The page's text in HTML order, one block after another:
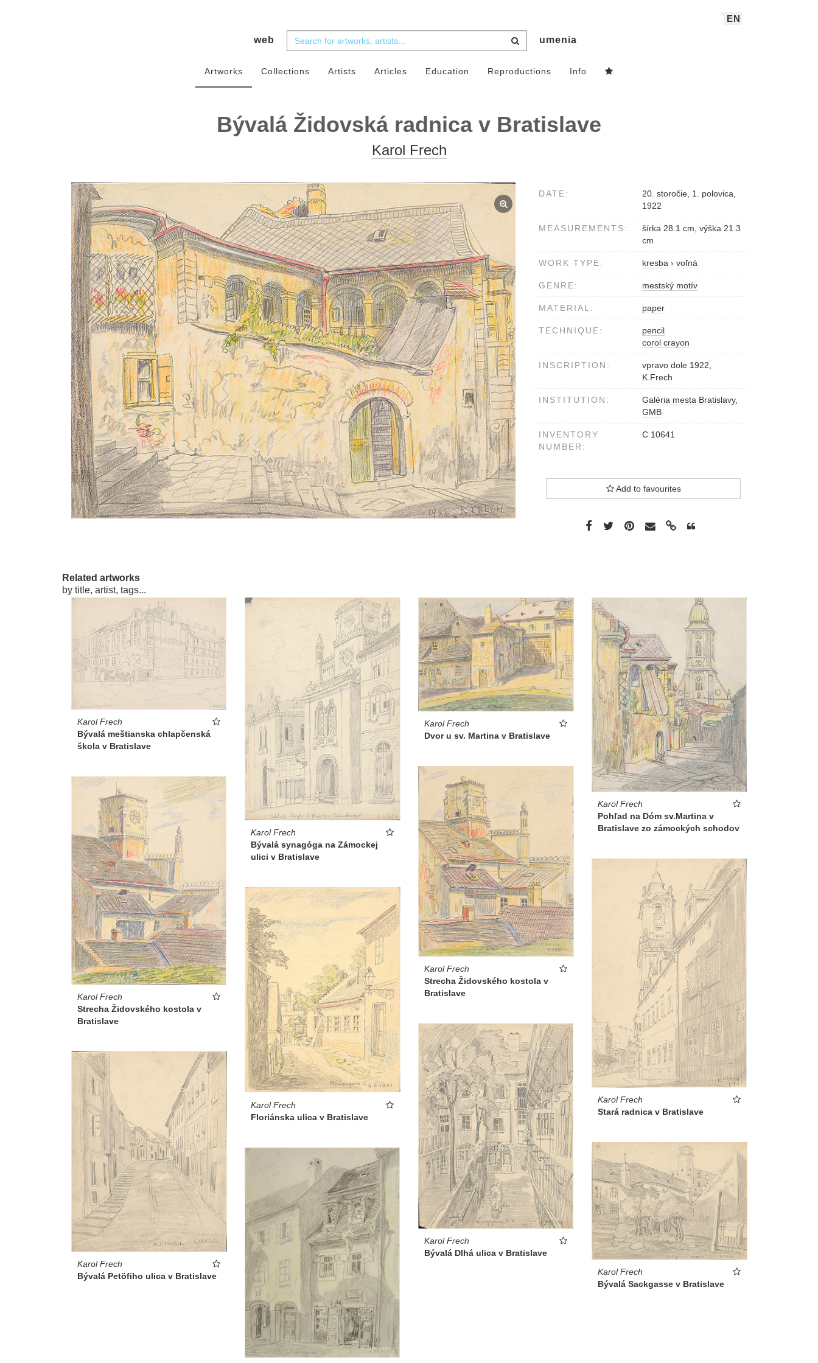
EN
web umenia
Artworks Collections Artists Articles Education Reproductions Info
Bývalá Židovská radnica v Bratislave
Karol Frech
DATE:
20. storočie, 1. polovica,
1922
MEASUREMENTS:
šírka 28.1 cm, výška 21.3
cm
WORK TYPE: kresba › voľná
GENRE: mestský motív
MATERIAL: paper
TECHNIQUE:
pencil
corol crayon
INSCRIPTION:
vpravo dole 1922,
K.Frech
INSTITUTION:
Galéria mesta Bratislavy,
GMB
INVENTORY
NUMBER:
C 10641
Add to favourites
Related artworks
by title, artist, tags...
Karol Frech
Bývalá meštianska chlapčenská
škola v Bratislave
Karol Frech
Bývalá synagóga na Zámockej
ulici v Bratislave
Karol Frech
Dvor u sv. Martina v Bratislave
Karol Frech
Pohľad na Dóm sv.Martina v
Bratislave zo zámockých schodov
Karol Frech
Strecha Židovského kostola v
Bratislave
Karol Frech
Strecha Židovského kostola v
Bratislave
Karol Frech
Stará radnica v Bratislave
Karol Frech
Floriánska ulica v Bratislave
Karol Frech
Bývalá Dlhá ulica v Bratislave
Karol Frech
Bývalá Petöfiho ulica v Bratislave
Karol Frech
Bývalá Sackgasse v Bratislave